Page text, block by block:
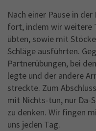
Nach einer Pause in
fort, indem wir weitere
übten, sowie mit
Schläge ausführten.
Partnerübungen, bei
legte und der andere
streckte. Zum
mit Nichts-tun, nur Da-
zu denken. Wir fingen
uns jeden Tag.